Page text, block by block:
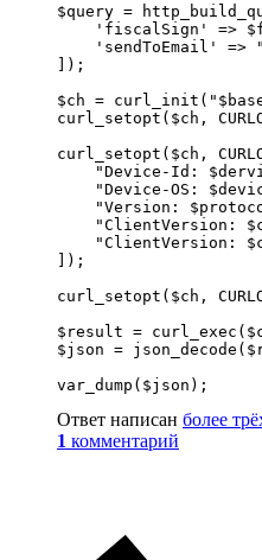
$query =
'fiscalSign' =>
'sendToEmail' =>
]);
$ch =
curl_setopt($ch,
curl_setopt($ch,
"Device-Id:
"Device-OS:
"Version:
"ClientVersion:
"ClientVersion:
]);
curl_setopt($ch,
$result =
$json =
var_dump($json);
Ответ написан более
1 комментарий